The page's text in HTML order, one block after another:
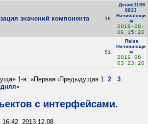
значений компонента 18
Денис1199
8833
Начинающи
м
2016-08-
06 15:20
51
Raisa
Начинающи
м
2016-08-
03 23:20
1-я: «Первая ‹Предыдущая 1 2
3
с интерфейсами.
16:42 2013.12.08